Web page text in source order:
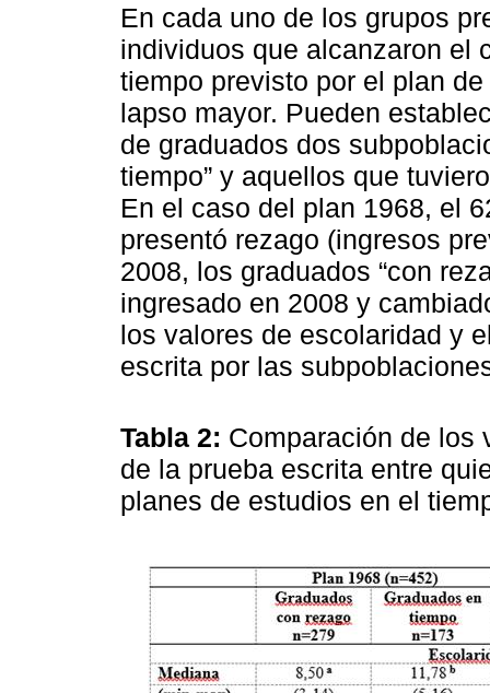
En cada uno de los grupos
individuos que alcanzaron el
tiempo previsto por el plan
lapso mayor. Pueden
de graduados dos
tiempo” y aquellos que
En el caso del plan 1968, el
presentó rezago (ingresos
2008, los graduados “con
ingresado en 2008 y
los valores de escolaridad y
escrita por las
Tabla 2: Comparación de los
de la prueba escrita entre
planes de estudios en el